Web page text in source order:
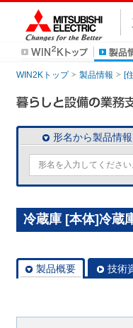
WIN2Kトップ 製品情報 [
形名から製品情
冷蔵庫 [本体]冷蔵
製品概要 技術